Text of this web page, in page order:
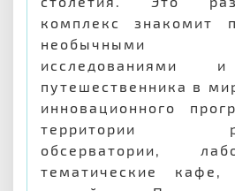
комплекс знакомит
необычными
исследованиями
путешественника в
инновационного
территории
обсерватории,
тематические